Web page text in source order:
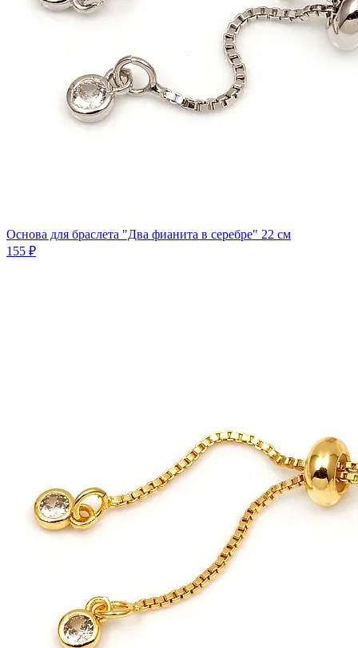
Основа для браслета "Два фианита в серебре" 22 см
155 ₽